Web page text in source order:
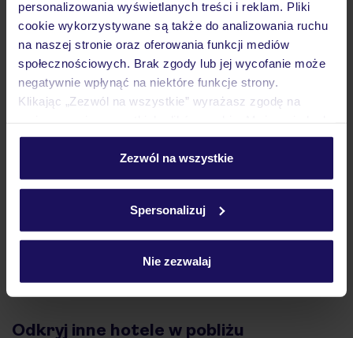
personalizowania wyświetlanych treści i reklam. Pliki
cookie wykorzystywane są także do analizowania ruchu
na naszej stronie oraz oferowania funkcji mediów
społecznościowych. Brak zgody lub jej wycofanie może
negatywnie wpłynąć na niektóre funkcje strony.
Klikając „Zezwól na wszystkie” wyrażasz zgodę na
personalizować swój wybór wchodząc w zakładkę
Szczegółowe informacje o plikach cookie znajdziesz
Zezwól na wszystkie
Spersonalizuj
Nie zezwalaj
Atrakcje
Ważne informacje
Jak zmienić uczestników/osobę zgłaszającą?
Czy w Hotelu będzie przedstawiciel TUI?
Na jakiej podstawie i gdzie otrzymam karty
pokładowe/bilety lotnicze?
Odkryj inne hotele w pobliżu